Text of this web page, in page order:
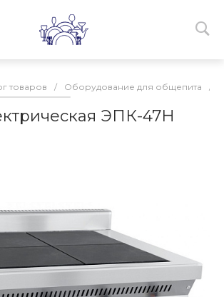
товаров / Оборудование для общепита /
ЭПК-47Н